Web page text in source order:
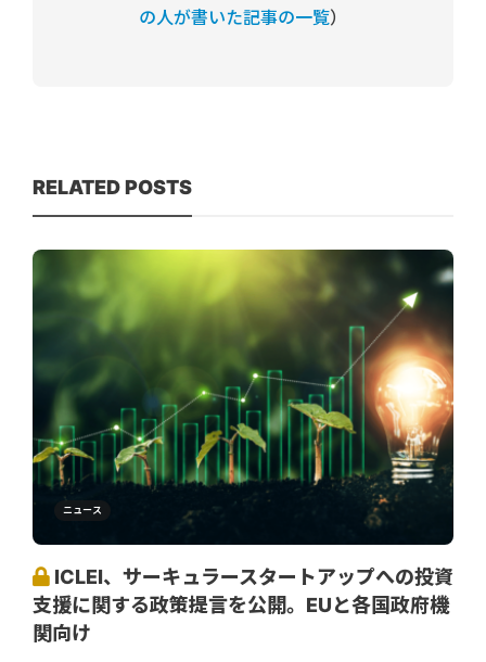
の人が書いた記事の一覧）
RELATED POSTS
ニュース
ICLEI、サーキュラースタートアップへの投資
支援に関する政策提言を公開。EUと各国政府機
関向け